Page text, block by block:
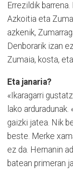
Errezildik
Azkoitia eta
azkenik,
Denborarik izan
Zumaia, kosta,
Eta janaria?
«Ikaragarri
la­ko
gaizki jatea. Nik
beste. Merke
ez da. Hernanin
batean primeran